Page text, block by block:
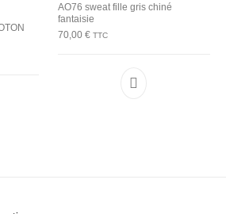
a plusieurs variations. Les options
AO76 sweat fille gris chiné
fantaisie
70,00 € TTC
Ce produit a